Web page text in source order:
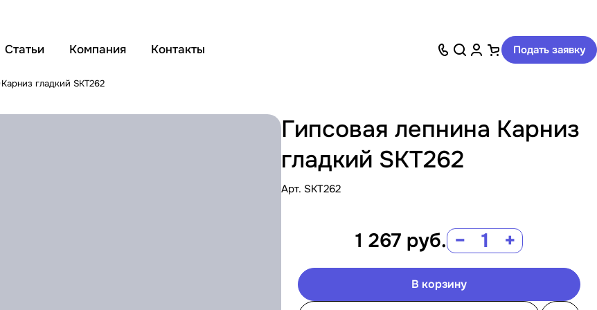
Статьи Компания Контакты Подать заявку
Карниз гладкий SKT262
Гипсовая лепнина Карниз
гладкий SKT262
Арт. SKT262
1 267 руб. − +
В корзину